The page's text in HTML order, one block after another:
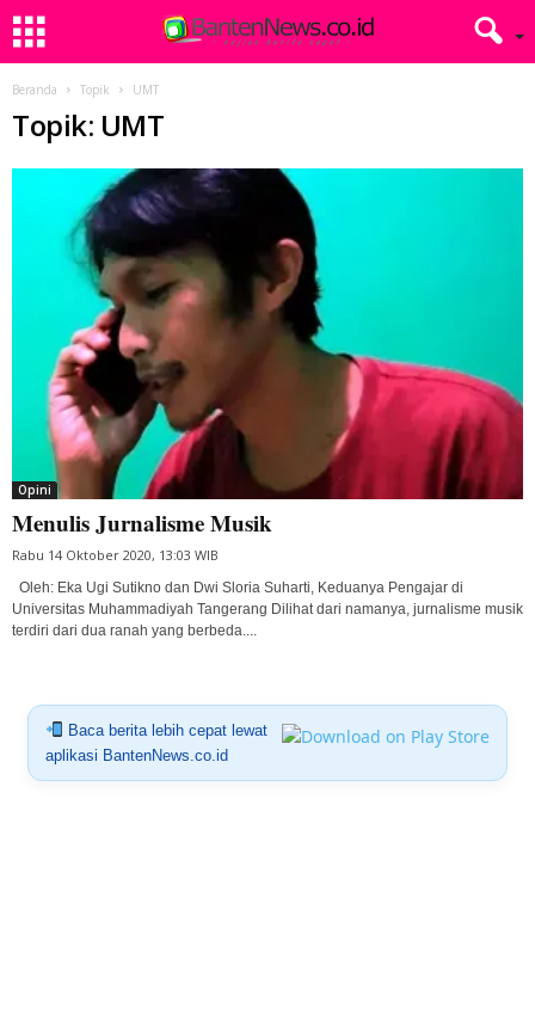
Beranda Topik UMT
Topik: UMT
Opini
Menulis Jurnalisme Musik
Rabu 14 Oktober 2020, 13:03 WIB
Oleh: Eka Ugi Sutikno dan Dwi Sloria Suharti, Keduanya Pengajar di
Universitas Muhammadiyah Tangerang Dilihat dari namanya, jurnalisme musik
terdiri dari dua ranah yang berbeda....
Baca berita lebih cepat lewat
aplikasi BantenNews.co.id